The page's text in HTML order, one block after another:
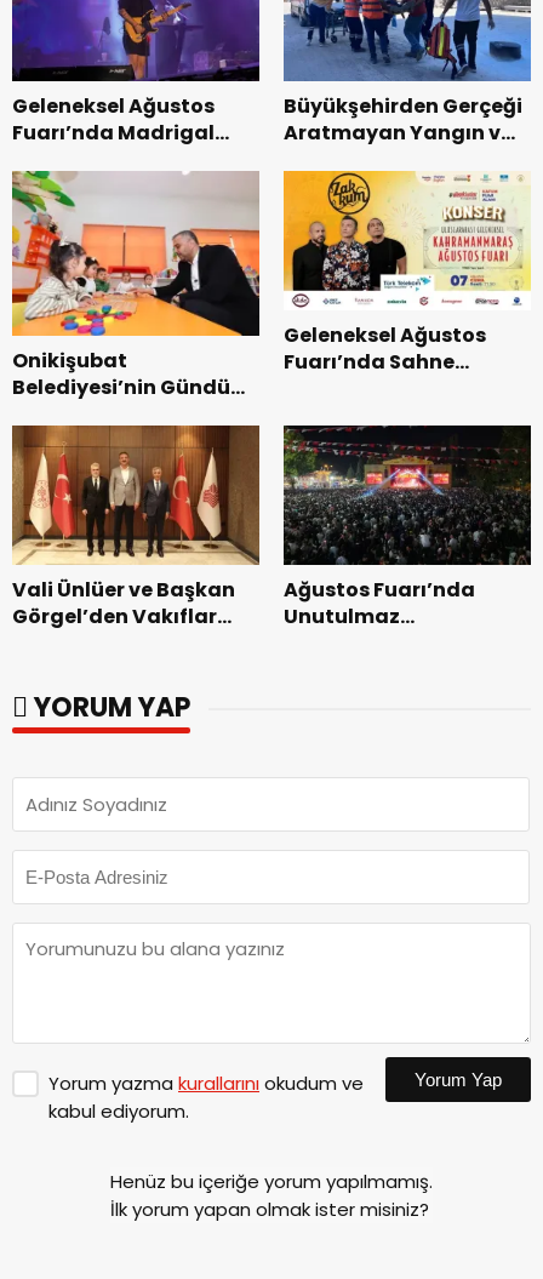
Geleneksel Ağustos
Fuarı’nda Madrigal
Büyükşehirden Gerçeği
Aratmayan Yangın ve
Onikişubat
Belediyesi’nin Gündüz
dönemin ön kayıtları
başladı.
Geleneksel Ağustos
Fuarı’nda Sahne
Vali Ünlüer ve Başkan
Görgel’den Vakıflar
Ağustos Fuarı’nda
Unutulmaz
YORUM YAP
Yorum yazma kurallarınıokudum ve
kabul ediyorum.
Yorum Yap
Henüz bu içeriğe yorum yapılmamış.
İlk yorum yapan olmak ister misiniz?